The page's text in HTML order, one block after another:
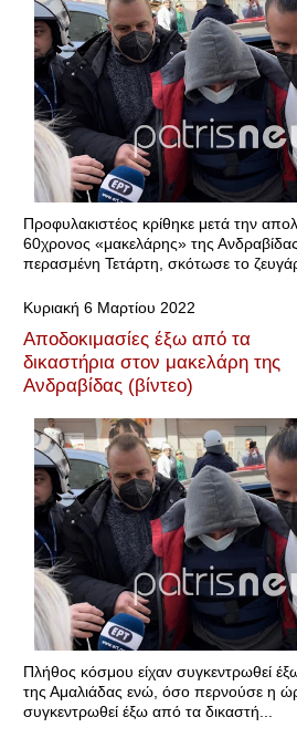
Προφυλακιστέος κρίθηκε μετά την
60χρονος «μακελάρης» της
περασμένη Τετάρτη, σκότωσε το
Κυριακή 6 Μαρτίου 2022
Αποδοκιμασίες έξω από τα
δικαστήρια στον μακελάρη της
Ανδραβίδας (βίντεο)
Πλήθος κόσμου είχαν συγκεντρωθεί
της Αμαλιάδας ενώ, όσο περνούσε η
συγκεντρωθεί έξω από τα δικαστή...